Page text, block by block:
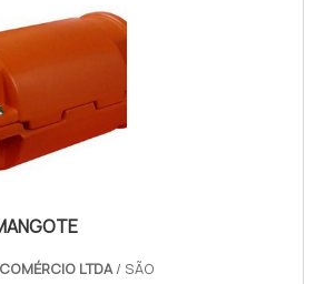
é muito significante
e transporte de
pois eles terão total
respeito a não ter
LTDA/ SÃO